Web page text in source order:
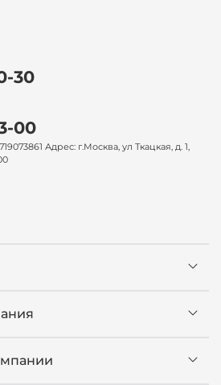
30
00
Адрес: г.Москва, ул Ткацкая, д. 1,